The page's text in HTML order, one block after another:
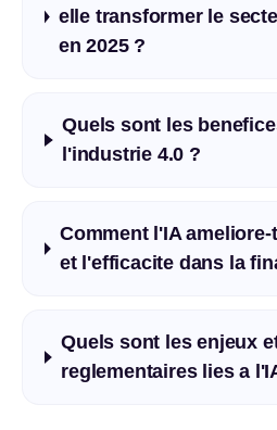
elle transformer le
en 2025 ?
Quels sont les
l'industrie 4.0 ?
Comment l'IA
et l'efficacite dans la
Quels sont les enjeux
reglementaires lies a